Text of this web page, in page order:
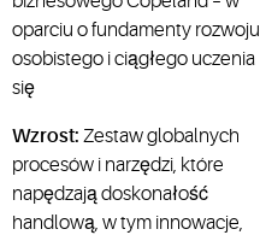
oparciu o fundamenty rozwoju
osobistego i ciągłego uczenia
się
Wzrost: Zestaw globalnych
procesów i narzędzi, które
napędzają doskonałość
handlową, w tym innowacje,